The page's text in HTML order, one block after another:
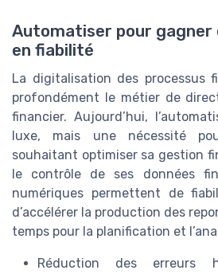
Automatiser pour
en fiabilité
La digitalisation des processus
profondément le métier de
financier. Aujourd’hui,
luxe, mais une nécessité
souhaitant optimiser sa gestion
le contrôle de ses données
numériques permettent de
d’accélérer la production des
temps pour la planification et
Réduction des erreurs